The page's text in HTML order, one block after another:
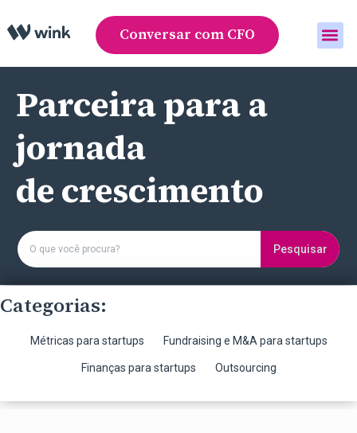
Conversar com CFO
Parceira para a
jornada
de crescimento
Pesquisar
Categorias:
Métricas para startups Fundraising e M&A para startups
Finanças para startups Outsourcing